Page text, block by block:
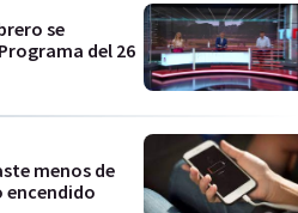
se
del 26
menos de
encendido